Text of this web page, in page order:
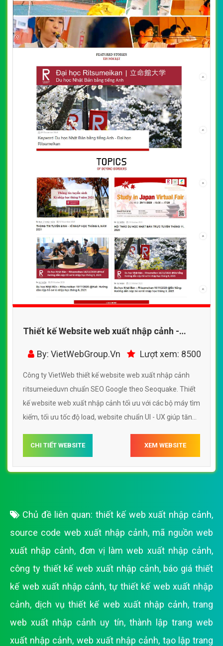
Thiết kế Website web xuất nhập cảnh -
ritsumeieduvn
By: VietWebGroup.Vn Lượt xem: 8500
Công ty VietWeb thiết kế website web xuất nhập cảnh
ritsumeieduvn chuẩn SEO Google theo Seoquake. Thiết
kế website web xuất nhập cảnh tối ưu với các bộ máy tìm
kiếm, tối ưu tốc độ load, website chuẩn UI - UX giúp tăng
ritsumeieduvn
CHI TIẾT WEBSITE XEM WEBSITE
Chủ đề liên quan: thiết kế web xuất nhập cảnh,
source code web xuất nhập cảnh, mã nguồn web
xuất nhập cảnh, đơn vị làm web xuất nhập cảnh,
công ty thiết kế web xuất nhập cảnh, báo giá thiết
kế web xuất nhập cảnh,tự thiết kế web xuất nhập
cảnh, dịch vụ thiết kế web xuất nhập cảnh,trang
web xuất nhập cảnh uy tín, thành lập trang web
xuất nhập cảnh, web xuất nhập cảnh, tạo lập trang